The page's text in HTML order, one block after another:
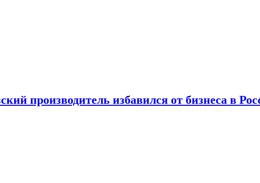
производитель избавился от бизнеса в